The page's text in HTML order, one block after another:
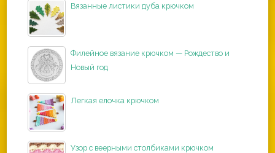
Вязанные листики дуба крючком
Филейное вязание крючком — Рождество и
Новый год
Легкая елочка крючком
Узор с веерными столбиками крючком